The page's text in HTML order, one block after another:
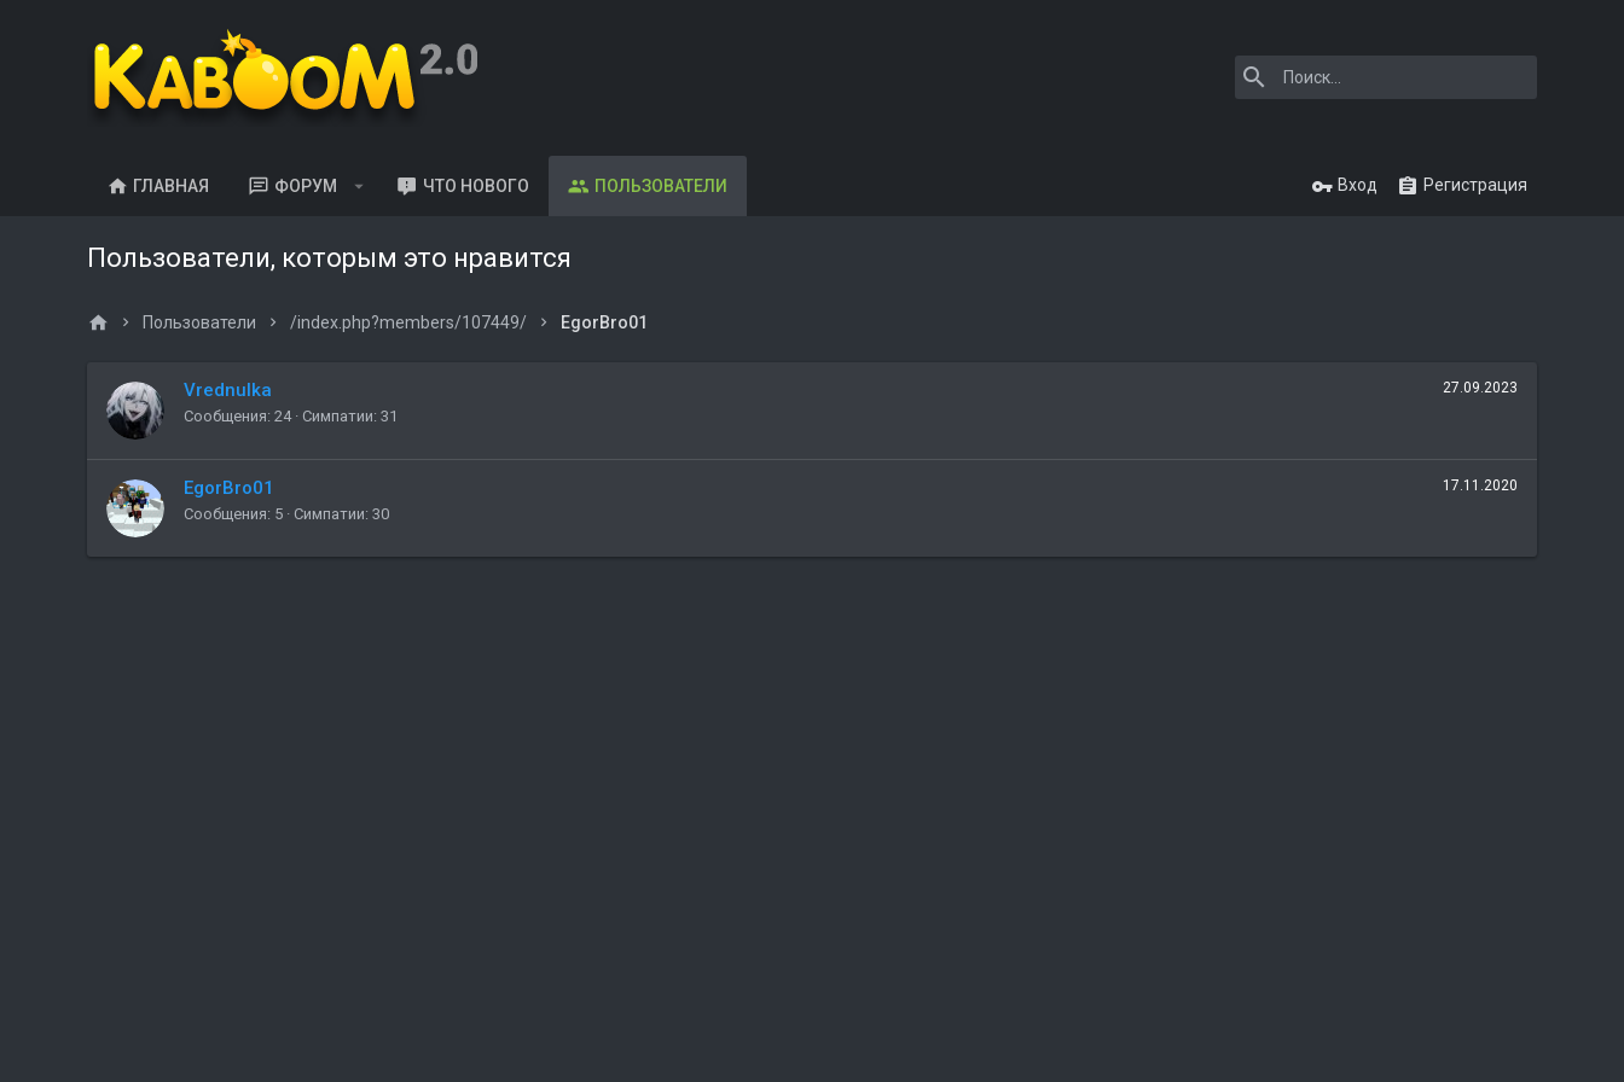
ГЛАВНАЯ ФОРУМ ЧТО НОВОГО ПОЛЬЗОВАТЕЛИ Вход Регистрация
Пользователи, которым это нравится
Пользователи /index.php?members/107449/ EgorBro01
27.09.2023
Vrednulka
Сообщения 24 Симпатии 31
17.11.2020
EgorBro01
Сообщения 5 Симпатии 30